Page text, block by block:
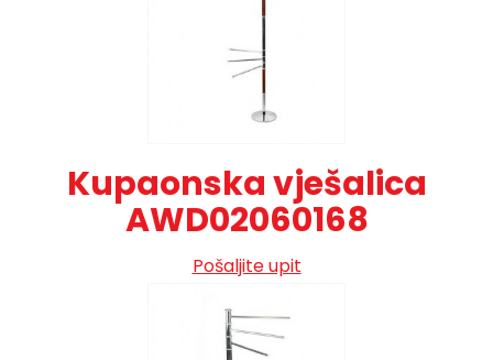
Kupaonska vješalica
AWD02060168
Pošaljite upit